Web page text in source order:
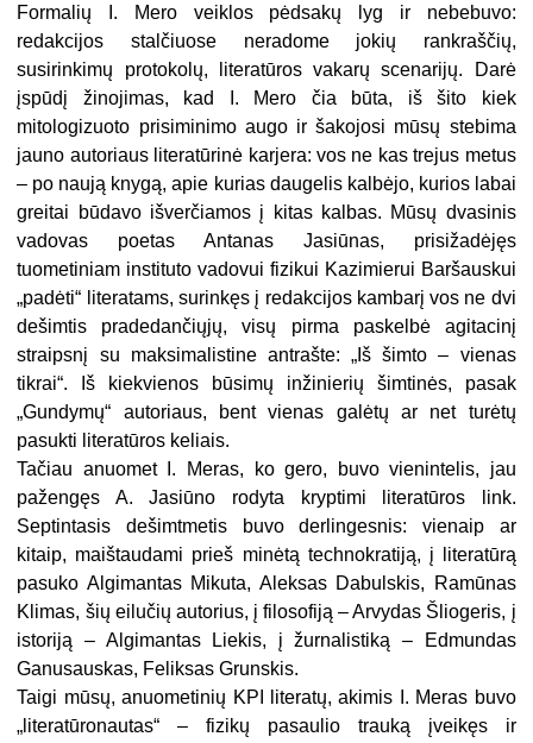
Formalių I. Mero veiklos pėdsakų lyg ir nebebuvo:
redakcijos stalčiuose neradome jokių rankraščių,
susirinkimų protokolų, literatūros vakarų scenarijų. Darė
įspūdį žinojimas, kad I. Mero čia būta, iš šito kiek
mitologizuoto prisiminimo augo ir šakojosi mūsų stebima
jauno autoriaus literatūrinė karjera: vos ne kas trejus metus
– po naują knygą, apie kurias daugelis kalbėjo, kurios labai
greitai būdavo išverčiamos į kitas kalbas. Mūsų dvasinis
vadovas poetas Antanas Jasiūnas, prisižadėjęs
tuometiniam instituto vadovui fizikui Kazimierui Baršauskui
„padėti“ literatams, surinkęs į redakcijos kambarį vos ne dvi
dešimtis pradedančiųjų, visų pirma paskelbė agitacinį
straipsnį su maksimalistine antrašte: „Iš šimto – vienas
tikrai“. Iš kiekvienos būsimų inžinierių šimtinės, pasak
„Gundymų“ autoriaus, bent vienas galėtų ar net turėtų
pasukti literatūros keliais.
Tačiau anuomet I. Meras, ko gero, buvo vienintelis, jau
pažengęs A. Jasiūno rodyta kryptimi literatūros link.
Septintasis dešimtmetis buvo derlingesnis: vienaip ar
kitaip, maištaudami prieš minėtą technokratiją, į literatūrą
pasuko Algimantas Mikuta, Aleksas Dabulskis, Ramūnas
Klimas, šių eilučių autorius, į filosofiją – Arvydas Šliogeris, į
istoriją – Algimantas Liekis, į žurnalistiką – Edmundas
Ganusauskas, Feliksas Grunskis.
Taigi mūsų, anuometinių KPI literatų, akimis I. Meras buvo
„literatūronautas“ – fizikų pasaulio trauką įveikęs ir